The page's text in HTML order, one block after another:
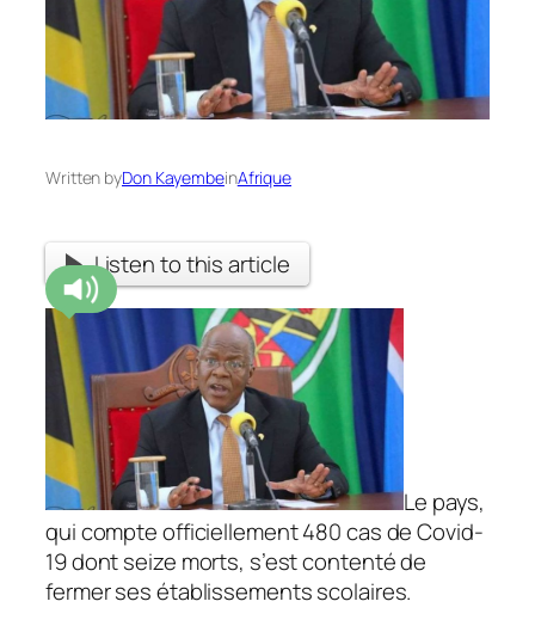
Written byDon KayembeinAfrique
Listen to this article
Le pays,
qui compte officiellement 480 cas de Covid-
19 dont seize morts, s’est contenté de
fermer ses établissements scolaires.